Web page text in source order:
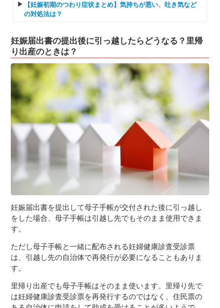
【妊娠初期のつわり症状まとめ】気持ちが悪い、吐き気など
の対処法は？
妊娠届出書の提出後に引っ越したらどうなる？里帰
り出産のときは？
妊娠届出書を提出して母子手帳が交付された後に引っ越し
をした場合、母子手帳は引越し先でもそのまま使用できま
す。
ただし母子手帳と一緒に配布される妊婦健康診査受診票
は、引越し先の自治体で再発行が必要になることもありま
す。
里帰り出産でも母子手帳はそのまま使います。里帰り先で
は妊婦健康診査受診票を再発行するのではなく、住民票の